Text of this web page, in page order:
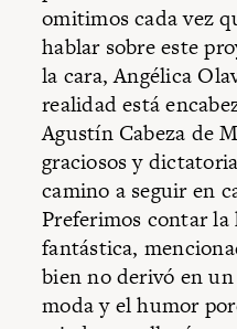
omitimos cada vez
hablar sobre este
la cara, Angélica
realidad está
Agustín Cabeza de
graciosos y
camino a seguir en
Preferimos contar
fantástica,
bien no derivó en
moda y el humor